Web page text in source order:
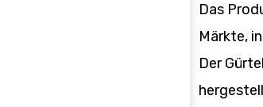
Das
Märkte,
Der